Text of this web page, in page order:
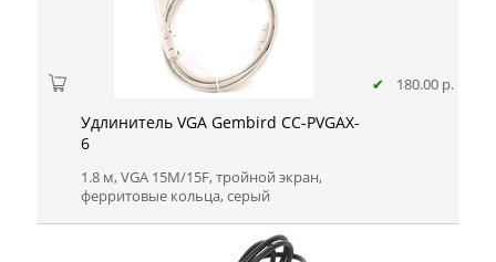
Удлинитель VGA Gembird CC-PVGAX-
6
1.8 м, VGA 15M/15F, тройной экран,
ферритовые кольца, серый
✔ 180.00 р.